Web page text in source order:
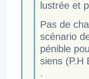
lustrée et
Pas de
scénario
pénible
siens (P.H
.